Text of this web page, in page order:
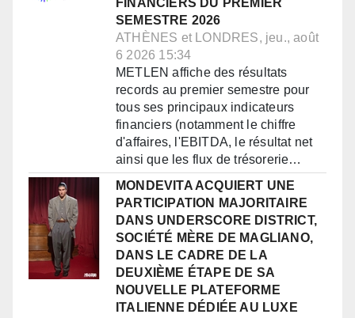
FINANCIERS DU PREMIER
SEMESTRE 2026
ATHÈNES et LONDRES, jeu., août
6 2026 15:34
METLEN affiche des résultats
records au premier semestre pour
tous ses principaux indicateurs
financiers (notamment le chiffre
d'affaires, l'EBITDA, le résultat net
ainsi que les flux de trésorerie…
MONDEVITA ACQUIERT UNE
PARTICIPATION MAJORITAIRE
DANS UNDERSCORE DISTRICT,
SOCIÉTÉ MÈRE DE MAGLIANO,
DANS LE CADRE DE LA
DEUXIÈME ÉTAPE DE SA
NOUVELLE PLATEFORME
ITALIENNE DÉDIÉE AU LUXE